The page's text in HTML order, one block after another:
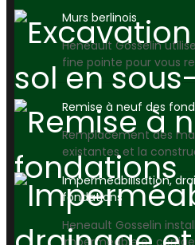
Murs berlinois
Heneault Gosselin
fine pointe pour vous
Remise à neuf des
Remplacement des
existantes et la
Imperméabilisation,
fondations
Heneault Gosselin
imperméable et